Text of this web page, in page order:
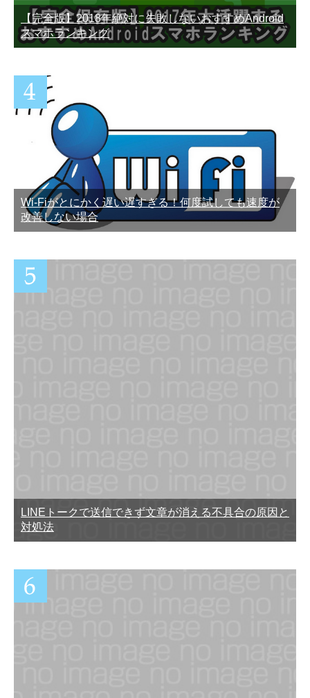
【完全版】2018年絶対に失敗しないおすすめAndroid
スマホランキング
Wi-Fiがとにかく遅い遅すぎる！何度試しても速度が
改善しない場合
LINEトークで送信できず文章が消える不具合の原因と
対処法